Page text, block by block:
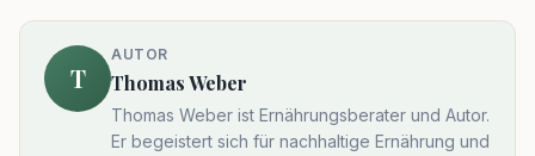
T
AUTOR
Thomas Weber
Thomas Weber ist Ernährungsberater und Autor.
Er begeistert sich für nachhaltige Ernährung und